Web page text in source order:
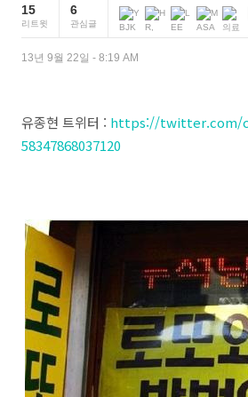
15
리트윗
6
관심글
13년 9월 22일 - 8:19 AM
유종현 트위터 : https://twitter.com/
58347868037120